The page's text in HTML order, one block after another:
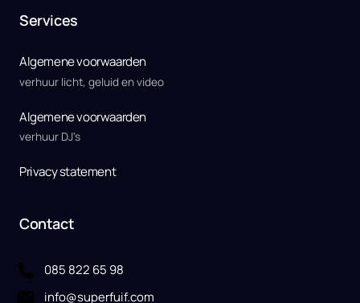
Services
Algemene voorwaarden
verhuur licht, geluid en video
Algemene voorwaarden
verhuur DJ's
Privacy statement
Contact
085 822 65 98
info@superfuif.com